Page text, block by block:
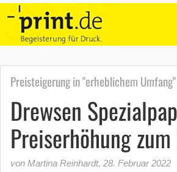
Preisteigerung in "erheblichem Umfang"
Drewsen
Preiserhöhung
von Martina Reinhardt, 28. Februar 2022